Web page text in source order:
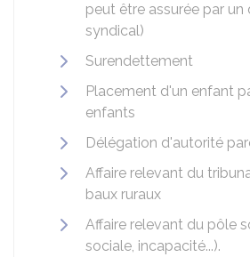
peut être assurée par un
syndical)
Surendettement
Placement d'un enfant
enfants
Délégation d'autorité
Affaire relevant du
baux ruraux
Affaire relevant du pôle
sociale, incapacité...).